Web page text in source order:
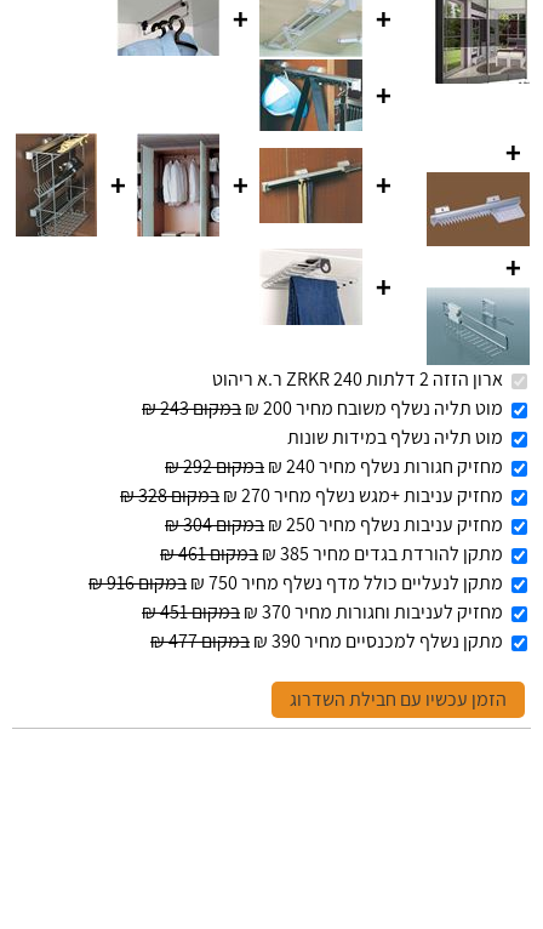
+
+
+
+
+
+
+
+
+
ארון הזזה 2 דלתות 240 ZRKR ר.א ריהוט
מוט תליה נשלף משובח מחיר 200 ₪
במקום 243 ₪
מוט תליה נשלף במידות שונות
מחזיק חגורות נשלף מחיר 240 ₪
במקום 292 ₪
מחזיק עניבות +מגש נשלף מחיר 270 ₪
במקום 328 ₪
מחזיק עניבות נשלף מחיר 250 ₪
במקום 304 ₪
מתקן להורדת בגדים מחיר 385 ₪
במקום 461 ₪
מתקן לנעליים כולל מדף נשלף מחיר 750 ₪
במקום 916 ₪
מחזיק לעניבות וחגורות מחיר 370 ₪
במקום 451 ₪
מתקן נשלף למכנסיים מחיר 390 ₪
במקום 477 ₪
הזמן עכשיו עם חבילת השדרוג